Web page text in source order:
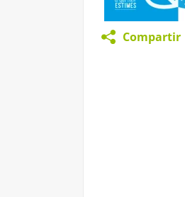
Compartir